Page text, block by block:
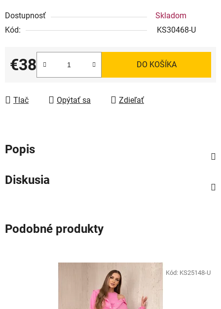
Dostupnosť
Skladom
Kód:
KS30468-U
€38
Jednotková cena:
DO KOŠÍKA
Tlač Opýtať sa Zdieľať
Popis
Diskusia
Podobné produkty
Kód: KS25148-U